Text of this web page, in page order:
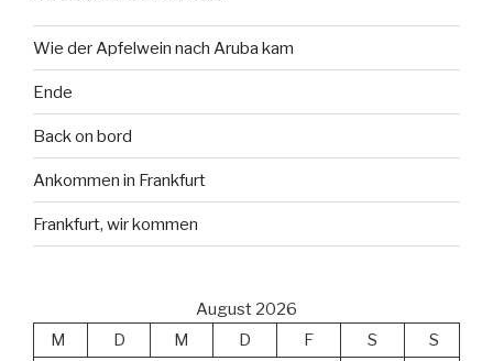
Wie der Apfelwein nach Aruba kam
Ende
Back on bord
Ankommen in Frankfurt
Frankfurt, wir kommen
August 2026
M
D M D F S
S